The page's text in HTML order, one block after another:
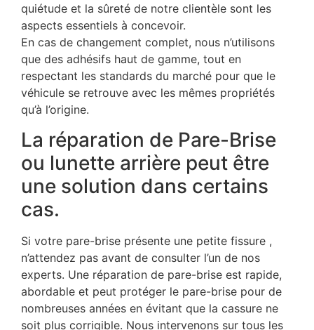
quiétude et la sûreté de notre clientèle sont les
aspects essentiels à concevoir.
En cas de changement complet, nous n’utilisons
que des adhésifs haut de gamme, tout en
respectant les standards du marché pour que le
véhicule se retrouve avec les mêmes propriétés
qu’à l’origine.
La réparation de Pare-Brise
ou lunette arrière peut être
une solution dans certains
cas.
Si votre pare-brise présente une petite fissure ,
n’attendez pas avant de consulter l’un de nos
experts. Une réparation de pare-brise est rapide,
abordable et peut protéger le pare-brise pour de
nombreuses années en évitant que la cassure ne
soit plus corrigible. Nous intervenons sur tous les